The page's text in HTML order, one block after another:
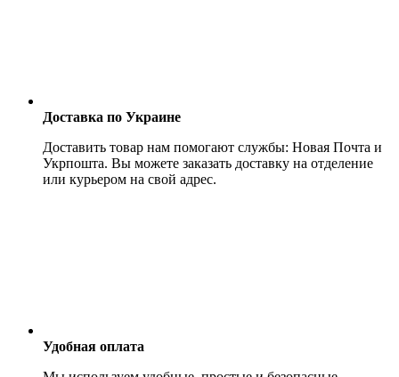
Доставка по Украине
Доставить товар нам помогают службы: Новая Почта и
Укрпошта. Вы можете заказать доставку на отделение
или курьером на свой адрес.
Удобная оплата